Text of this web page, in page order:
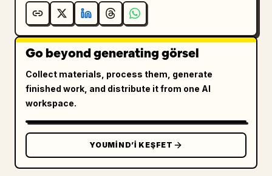
Go beyond generating görsel
Collect materials, process them, generate
finished work, and distribute it from one AI
workspace.
YOUMIND’I KEŞFET